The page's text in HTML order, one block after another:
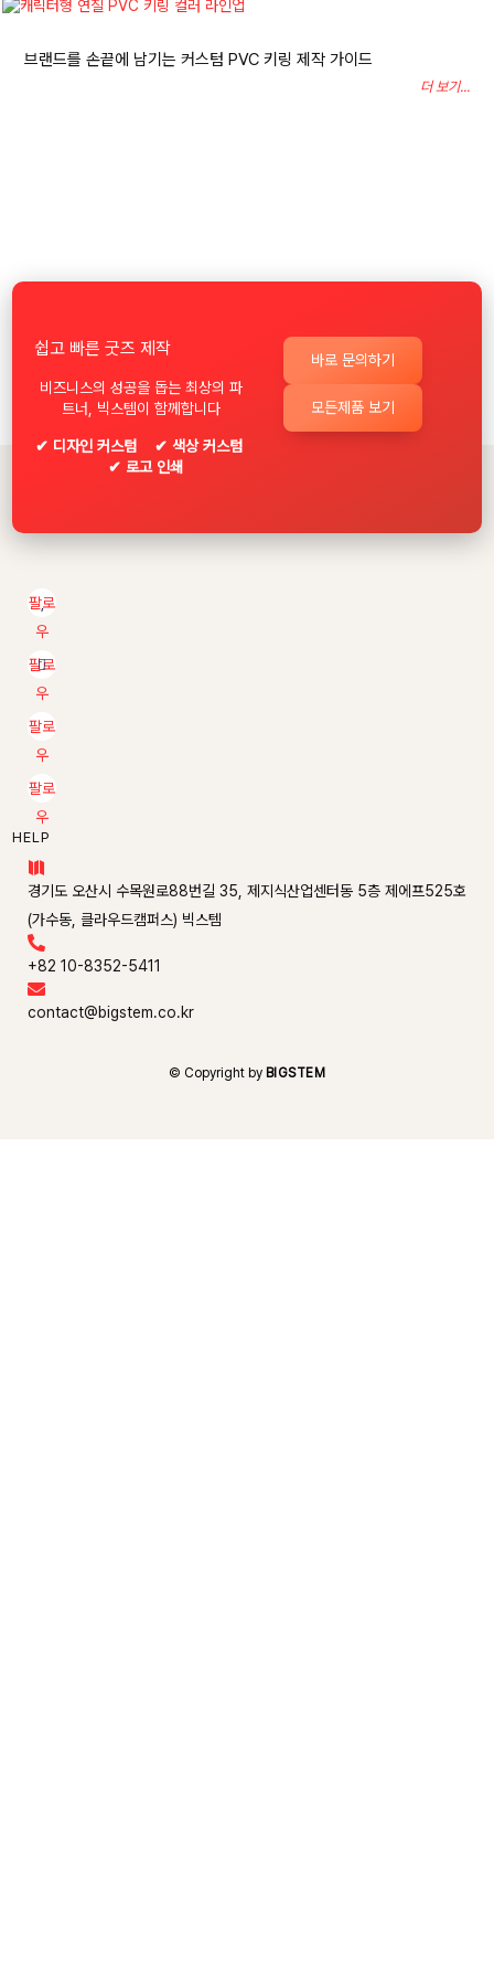
브랜드를 손끝에 남기는 커스텀 PVC 키링 제작 가이드
더 보기...
쉽고 빠른 굿즈 제작
비즈니스의 성공을 돕는 최상의 파
트너, 빅스템이 함께합니다
✔ 디자인 커스텀 ✔ 색상 커스텀
✔ 로고 인쇄
바로 문의하기
모든제품 보기
팔로
우
팔로
우
팔로
우
팔로
우
HELP

경기도 오산시 수목원로88번길 35, 제지식산업센터동 5층 제에프525호
(가수동, 클라우드캠퍼스) 빅스템

+82 10-8352-5411

contact@bigstem.co.kr
© Copyright by BIGSTEM